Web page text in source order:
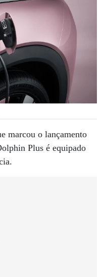
marcou o lançamento
Plus é equipado